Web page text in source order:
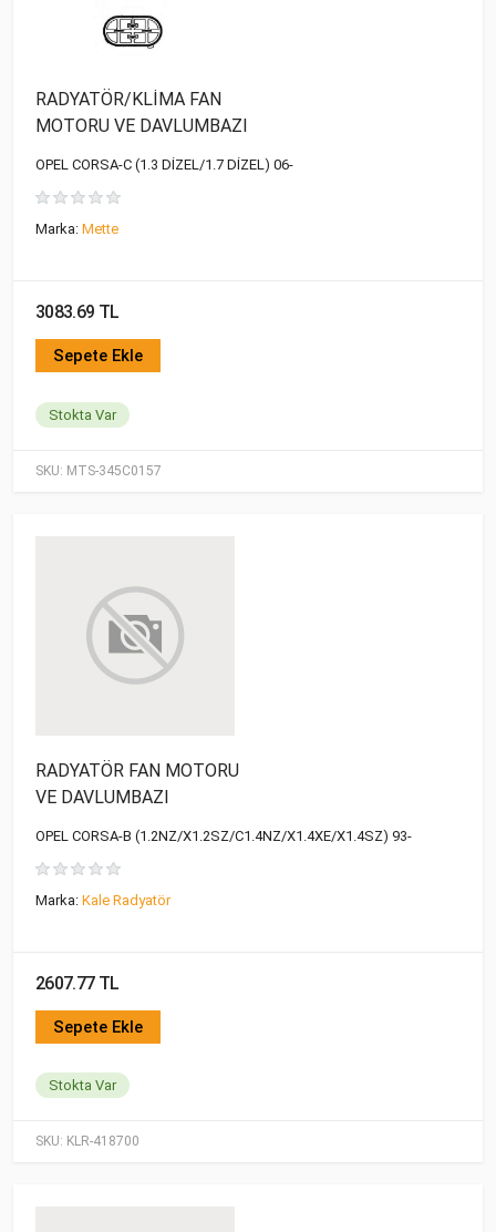
SKU: MTS-345C0157
RADYATÖR/KLİMA FAN
MOTORU VE DAVLUMBAZI
OPEL CORSA-C (1.3 DİZEL/1.7 DİZEL) 06-
Marka: Mette
3083.69 TL
Sepete Ekle
Stokta Var
SKU: KLR-418700
RADYATÖR FAN MOTORU
VE DAVLUMBAZI
OPEL CORSA-B (1.2NZ/X1.2SZ/C1.4NZ/X1.4XE/X1.4SZ) 93-
Marka: Kale Radyatör
2607.77 TL
Sepete Ekle
Stokta Var